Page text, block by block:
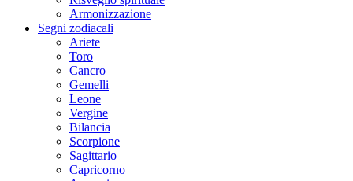
Armonizzazione
Segni zodiacali
Ariete
Toro
Cancro
Gemelli
Leone
Vergine
Bilancia
Scorpione
Sagittario
Capricorno